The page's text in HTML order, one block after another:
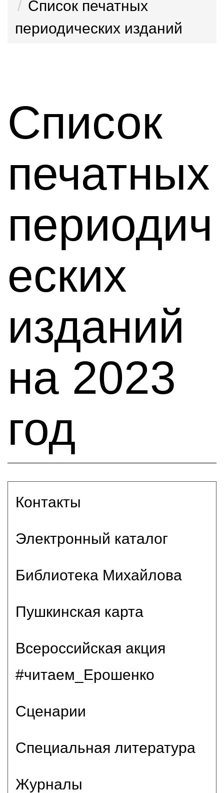
Список печатных
периодических изданий
Список
печатных
периодич
еских
изданий
на 2023
год
Контакты
Электронный каталог
Библиотека Михайлова
Пушкинская карта
Всероссийская акция
#читаем_Ерошенко
Сценарии
Специальная литература
Журналы